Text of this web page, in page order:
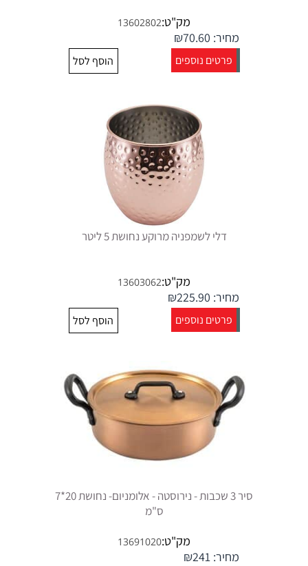
מק"ט:13602802
מחיר: ₪70.60
פרטים נוספים הוסף לסל
דלי לשמפניה מרוקע נחושת 5 ליטר
מק"ט:13603062
מחיר: ₪225.90
פרטים נוספים הוסף לסל
סיר 3 שכבות - נירוסטה - אלומניום- נחושת 20*7
ס"מ
מק"ט:13691020
מחיר: ₪241